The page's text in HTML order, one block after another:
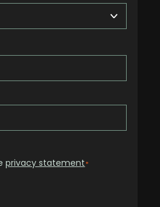
privacy statement*